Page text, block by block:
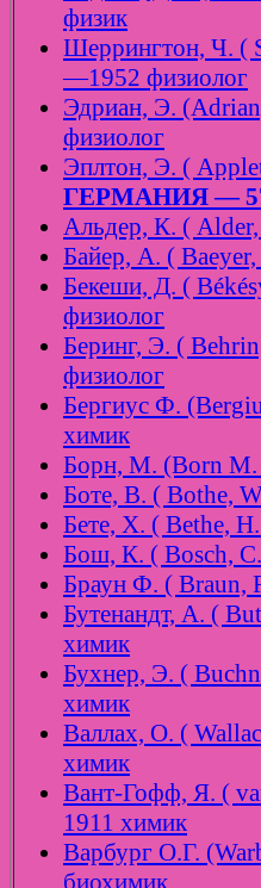
физик
Шеррингтон, Ч. (
—1952 физиолог
Эдриан, Э.
физиолог
Эплтон, Э. (
ГЕРМАНИЯ —
Альдер, К. (
Байер, А. (
Бекеши, Д. (
физиолог
Беринг, Э. (
физиолог
Бергиус Ф.
химик
Борн, М. (Born
Боте, В. ( Bothe,
Бете, Х. ( Bethe,
Бош, К. ( Bosch,
Браун Ф. ( Braun,
Бутенандт, А. (
химик
Бухнер, Э. (
химик
Валлах, О. (
химик
Вант-Гофф, Я. (
1911 химик
Варбург О.Г.